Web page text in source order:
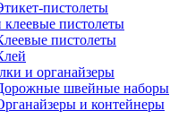
пистолеты
пистолеты
пистолеты
и органайзеры
швейные наборы
и контейнеры